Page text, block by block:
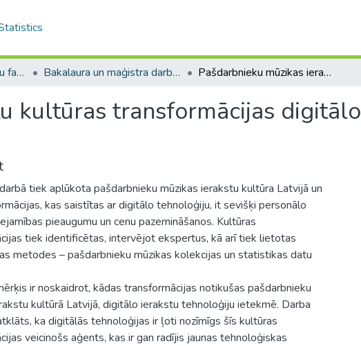
B --- Bij. Sociālo zinātņu fakultātes noslēguma darbi / Faculty of Social Sciences - Graduate works Bakalaura un maģistra darbi (SZF) / Bachelor's and Master's theses Pašdarbnieku mūzikas ierakstu kultūras transformācijas digitālo tehnoloģiju ietekmē
kultūras transformācijas digitālo
tiek aplūkota pašdarbnieku mūzikas ierakstu kultūra Latvijā un
kas saistītas ar digitālo tehnoloģiju, it sevišķi personālo
pieaugumu un cenu pazemināšanos. Kultūras
tiek identificētas, intervējot ekspertus, kā arī tiek lietotas
metodes – pašdarbnieku mūzikas kolekcijas un statistikas datu
ir noskaidrot, kādas transformācijas notikušas pašdarbnieku
kultūrā Latvijā, digitālo ierakstu tehnoloģiju ietekmē. Darba
ka digitālās tehnoloģijas ir ļoti nozīmīgs šīs kultūras
veicinošs aģents, kas ir gan radījis jaunas tehnoloģiskas